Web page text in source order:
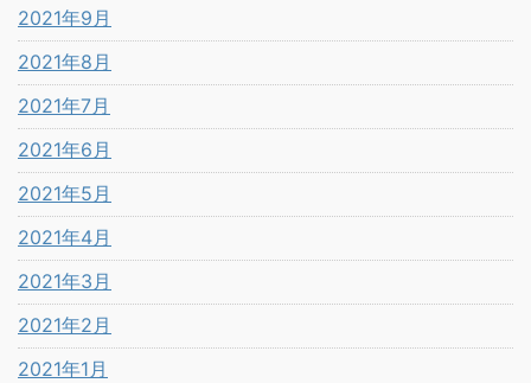
2021年9月
2021年8月
2021年7月
2021年6月
2021年5月
2021年4月
2021年3月
2021年2月
2021年1月